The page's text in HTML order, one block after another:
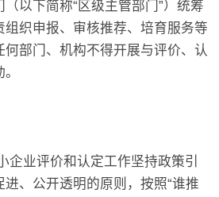
以下简称“区级主管部门”）统筹
组织申报、审核推荐、培育服务等
部门、机构不得开展与评价、认
企业评价和认定工作坚持政策引
、公开透明的原则，按照“谁推